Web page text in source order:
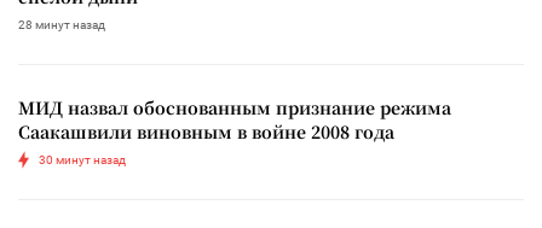
28 минут назад
МИД назвал обоснованным признание режима
Саакашвили виновным в войне 2008 года
30 минут назад